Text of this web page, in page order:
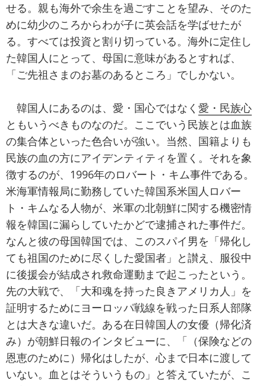
せる。親も海外で余生を過ごすことを望み、そのた
めに幼少のころからわが子に英会話を学ばせたが
る。すべては投資と割り切っている。海外に定住し
た韓国人にとって、母国に意味があるとすれば、
「ご先祖さまのお墓のあるところ」でしかない。
韓国人にあるのは、愛・国心ではなく 愛・民族心
ともいうべきものなのだ。ここでいう民族とは血族
の集合体といった色合いが強い。当然、国籍よりも
民族の血の方にアイデンティティを置く。それを象
徴するのが、1996年のロバート・キム事件である。
米海軍情報局に勤務していた韓国系米国人ロバー
ト・キムなる人物が、米軍の北朝鮮に関する機密情
報を韓国に漏らしていたかどで逮捕された事件だ。
なんと彼の母国韓国では、このスパイ男を「帰化し
ても祖国のために尽くした愛国者」と讃え、服役中
に後援会が結成され救命運動まで起こったという。
先の大戦で、「大和魂を持った良きアメリカ人」を
証明するためにヨーロッパ戦線を戦った日系人部隊
とは大きな違いだ。ある在日韓国人の女優（帰化済
み）が朝鮮日報のインタビューに、「（保険などの
恩恵のために）帰化はしたが、心まで日本に渡して
いない。血とはそういうもの」と答えていたが、こ